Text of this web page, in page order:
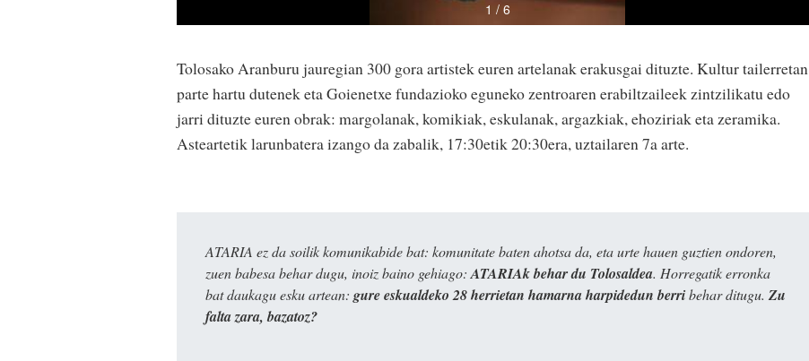
Tolosako Aranburu jauregian 300 gora artistek euren artelanak erakusgai dituzte. Kultur tailerretan
parte hartu dutenek eta Goienetxe fundazioko eguneko zentroaren erabiltzaileek zintzilikatu edo
jarri dituzte euren obrak: margolanak, komikiak, eskulanak, argazkiak, ehoziriak eta zeramika.
Asteartetik larunbatera izango da zabalik, 17:30etik 20:30era, uztailaren 7a arte.
ATARIA ez da soilik komunikabide bat: komunitate baten ahotsa da, eta urte hauen guztien ondoren,
zuen babesa behar dugu, inoiz baino gehiago:ATARIAk behar du Tolosaldea. Horregatik erronka
bat daukagu esku artean: gure eskualdeko 28 herrietan hamarna harpidedun berribehar ditugu. Zu
falta zara, bazatoz?